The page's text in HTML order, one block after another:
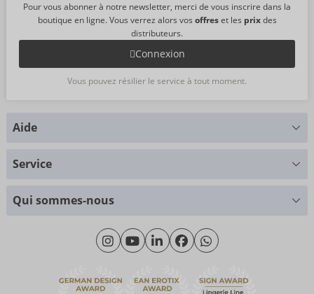
Pour vous abonner à notre newsletter, merci de vous inscrire dans la
boutique en ligne. Vous verrez alors vos offreset les prixdes
distributeurs.
Connexion
Vous pouvez résilier le service à tout moment.
Aide
+49 (0)461 50 40 308
Lundi - Jeudi: 09h00 - 16h00
Vendredi: 09h00 - 15h00
Service client
Service
Tableau des tailles
Qui sommes-nous
Qui sommes-nous
Durabilité
eroFame